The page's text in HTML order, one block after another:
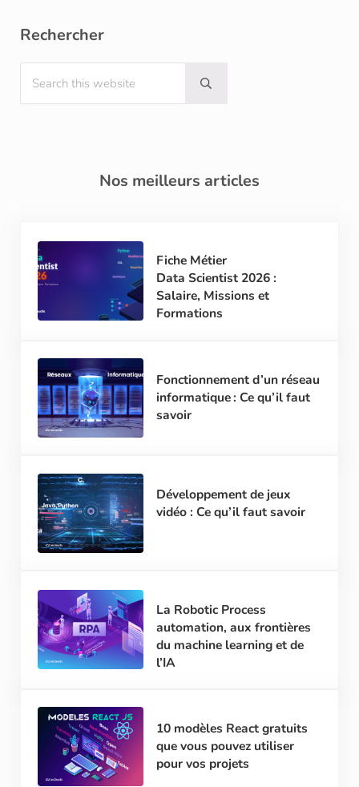
Rechercher
Submit search
Nos meilleurs articles
Fiche Métier
Data Scientist 2026 :
Salaire, Missions et
Formations
Fonctionnement d’un réseau
informatique : Ce qu’il faut
savoir
Développement de jeux
vidéo : Ce qu’il faut savoir
La Robotic Process
automation, aux frontières
du machine learning et de
l’IA
10 modèles React gratuits
que vous pouvez utiliser
pour vos projets